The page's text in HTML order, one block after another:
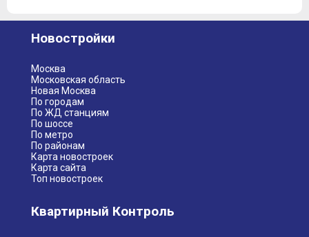
Новостройки
Москва
Московская область
Новая Москва
По городам
По ЖД станциям
По шоссе
По метро
По районам
Карта новостроек
Карта сайта
Топ новостроек
Квартирный Контроль